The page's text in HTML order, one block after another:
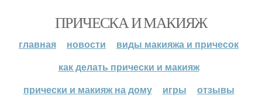
ПРИЧЕСКА И МАКИЯЖ
главная новости
виды макияжа и причесок
как делать прически и макияж
прически и макияж на дому
игры отзывы